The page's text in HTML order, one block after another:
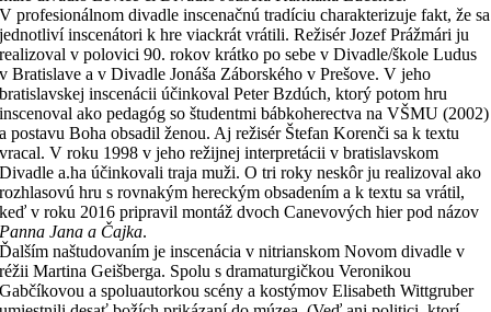
V profesionálnom divadle inscenačnú tradíciu charakterizuje fakt, že sa
jednotliví inscenátori k hre viackrát vrátili. Režisér Jozef Prážmári ju
realizoval v polovici 90. rokov krátko po sebe v Divadle/škole Ludus
v Bratislave a v Divadle Jonáša Záborského v Prešove. V jeho
bratislavskej inscenácii účinkoval Peter Bzdúch, ktorý potom hru
inscenoval ako pedagóg so študentmi bábkoherectva na VŠMU (2002)
a postavu Boha obsadil ženou. Aj režisér Štefan Korenči sa k textu
vracal. V roku 1998 v jeho režijnej interpretácii v bratislavskom
Divadle a.ha účinkovali traja muži. O tri roky neskôr ju realizoval ako
rozhlasovú hru s rovnakým hereckým obsadením a k textu sa vrátil,
keď v roku 2016 pripravil montáž dvoch Canevových hier pod názov
Panna Jana a Čajka.
Ďalším naštudovaním je inscenácia v nitrianskom Novom divadle v
réžii Martina Geišberga. Spolu s dramaturgičkou Veronikou
Gabčíkovou a spoluautorkou scény a kostýmov Elisabeth Wittgruber